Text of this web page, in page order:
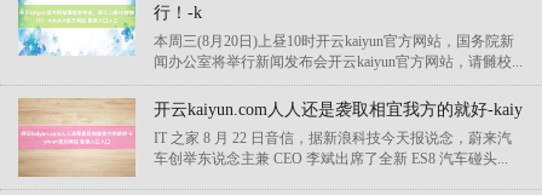
行！-k
本周三(8月20日)上昼10时开云kaiyun官方网站，国务院新
闻办公室将举行新闻发布会开云kaiyun官方网站，请雠校...
开云kaiyun.com人人还是袭取相宜我方的就好-kaiy
IT 之家 8 月 22 日音信，据新浪科技今天报说念，蔚来汽
车创举东说念主兼 CEO 李斌出席了全新 ES8 汽车碰头...